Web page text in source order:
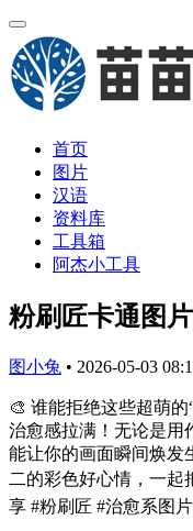
首页
图片
汉语
资料库
工具箱
阿杰小工具
粉刷匠卡通图片
图小兔 • 2026-05-03
🎨 谁能拒绝这些超萌的
治愈感拉满！无论是用
能让你的画面瞬间焕发
二的彩色好心情，一
享 #粉刷匠 #治愈系图